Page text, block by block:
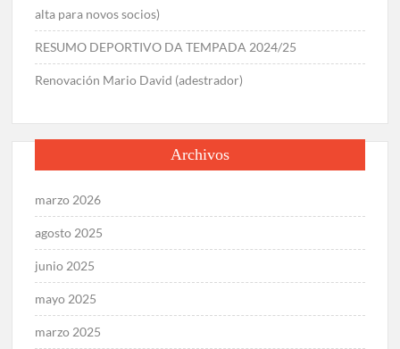
alta para novos socios)
RESUMO DEPORTIVO DA TEMPADA 2024/25
Renovación Mario David (adestrador)
Archivos
marzo 2026
agosto 2025
junio 2025
mayo 2025
marzo 2025